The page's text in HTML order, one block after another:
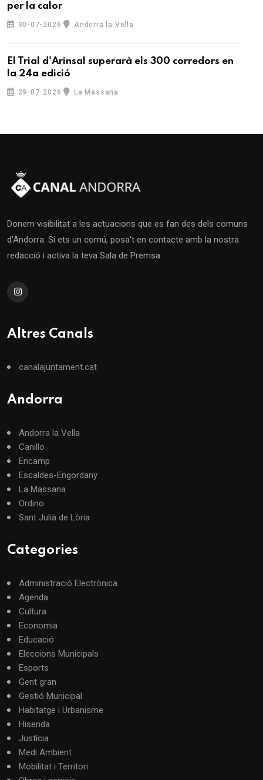
per la calor
30-07-2026 Andorra la Vella
El Trial d'Arinsal superarà els 300 corredors en
la 24a edició
29-07-2026 La Massana
Donem visibilitat a les actuacions que es fan des dels comuns
d'Andorra. Si ets un comú, posa't en contacte amb la nostra
redacció i activa la teva Sala de Premsa.
Altres Canals
canalajuntament.cat
Andorra
Andorra la Vella
Canillo
Encamp
Escaldes-Engordany
La Massana
Ordino
Sant Julià de Lòria
Categories
Administració Electrònica
Agenda
Cultura
Economia
Educació
Eleccions Municipals
Esports
Gent gran
Gestió Municipal
Habitatge i Urbanisme
Hisenda
Justícia
Medi Ambient
Mobilitat i Territori